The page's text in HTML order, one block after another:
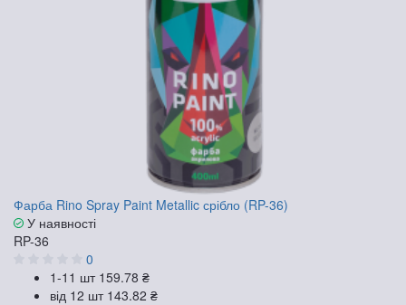
Фарба Rino Spray Paint Metallic срібло (RP-36)
У наявності
RP-36
0
1-11 шт 159.78 ₴
від 12 шт 143.82 ₴